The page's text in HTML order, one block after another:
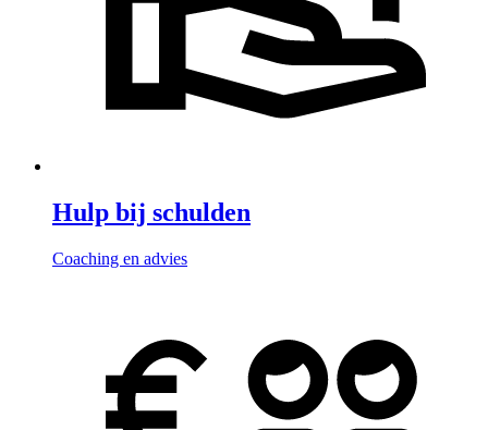
Hulp bij schulden
Coaching en advies